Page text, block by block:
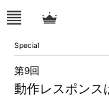
Special
動作レスポンス
第9回